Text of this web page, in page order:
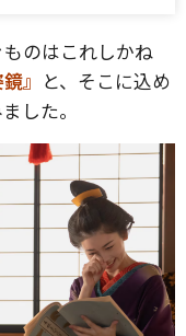
ものはこれしかね
』 と、そこに込め
した。